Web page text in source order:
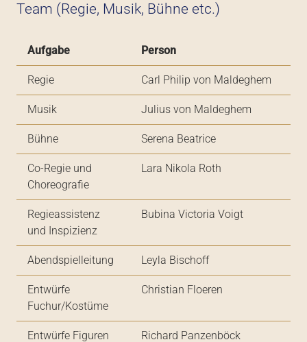
Team (Regie, Musik, Bühne etc.)
Aufgabe Person
Regie Carl Philip von Maldeghem
Musik Julius von Maldeghem
Bühne Serena Beatrice
Co-Regie und
Choreografie
Lara Nikola Roth
Regieassistenz
und Inspizienz
Bubina Victoria Voigt
Abendspielleitung Leyla Bischoff
Entwürfe
Fuchur/Kostüme
Christian Floeren
Entwürfe Figuren Richard Panzenböck